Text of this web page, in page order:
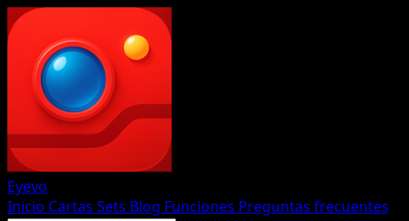
Eyevo
Inicio Cartas Sets Blog Funciones Preguntas frecuentes